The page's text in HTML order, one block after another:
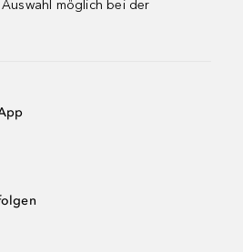
möglich bei der